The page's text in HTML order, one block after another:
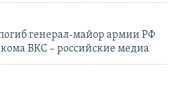
генерал-майор армии РФ
ВКС – российские медиа